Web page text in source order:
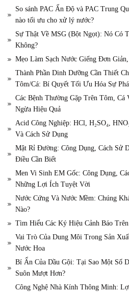
So sánh PAC Ấn Độ và PAC Trung
nào tối ưu cho xử lý nước?
Sự Thật Về MSG (Bột Ngọt): Nó Có
Không?
Mẹo Làm Sạch Nước Giếng Đơn
Thành Phần Dinh Dưỡng Cần Thiết
Tôm/Cá: Bí Quyết Tối Ưu Hóa Sự
Các Bệnh Thường Gặp Trên Tôm, Cá
Ngừa Hiệu Quả
Acid Công Nghiệp: HCl, H₂SO₄,
Và Cách Sử Dụng
Mật Rỉ Đường: Công Dụng, Cách Sử
Điều Cần Biết
Men Vi Sinh EM Gốc: Công Dụng,
Những Lợi Ích Tuyệt Vời
Nước Cứng Và Nước Mềm: Chúng
Nào?
Tìm Hiểu Các Ký Hiệu Cảnh Báo
Vai Trò Của Dung Môi Trong Sản
Nước Hoa
Bí Ẩn Của Dầu Gội: Tại Sao Một Số
Suôn Mượt Hơn?
Công Nghệ Nhà Kính Thông Minh: